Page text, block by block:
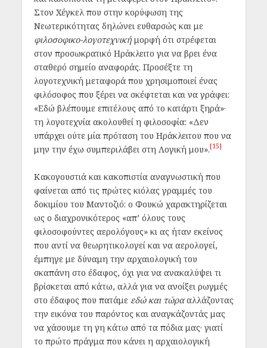
Στον Χέγκελ που στην κορύφωση της
Νεωτερικότητας δηλώνει ευθαρσώς και με
φιλοσοφικο-λογοτεχνικήμορφή ότι στρέφεται
στον προσωκρατικό Ηράκλειτο για να βρει ένα
σταθερό σημείο αναφοράς. Προσέξτε τη
λογοτεχνική μεταφορά που χρησιμοποιεί ένας
φιλόσοφος που ξέρει να σκέφτεται και να γράφει:
«Εδώ βλέπουμε επιτέλους από το κατάρτι ξηρά»·
τη λογοτεχνία ακολουθεί η φιλοσοφία: «Δεν
υπάρχει ούτε μία πρόταση του Ηράκλειτου που να
μην την έχω συμπεριλάβει στη Λογική μου».[15]
Κακογουστιά και κακοπιστία αναγνωστική που
φαίνεται από τις πρώτες κιόλας γραμμές του
δοκιμίου του Μαντοζιό: ο Φουκώ χαρακτηρίζεται
ως ο διαχρονικότερος «απ’ όλους τους
φιλοσοφούντες αερολόγους» κι ας ήταν εκείνος
που αντί να θεωρητικολογεί και να αερολογεί,
έμπηγε με δύναμη την αρχαιολογική του
σκαπάνη στο έδαφος, όχι για να ανακαλύψει τι
βρίσκεται από κάτω, αλλά για να ανοίξει ρωγμές
στο έδαφος που πατάμε εδώ και τώρααλλάζοντας
την εικόνα του παρόντος και αναγκάζοντάς μας
να χάσουμε τη γη κάτω από τα πόδια μας· γιατί
το πρώτο πράγμα που κάνει η αρχαιολογική